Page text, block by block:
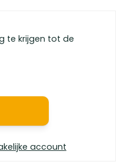
te krijgen tot de
account